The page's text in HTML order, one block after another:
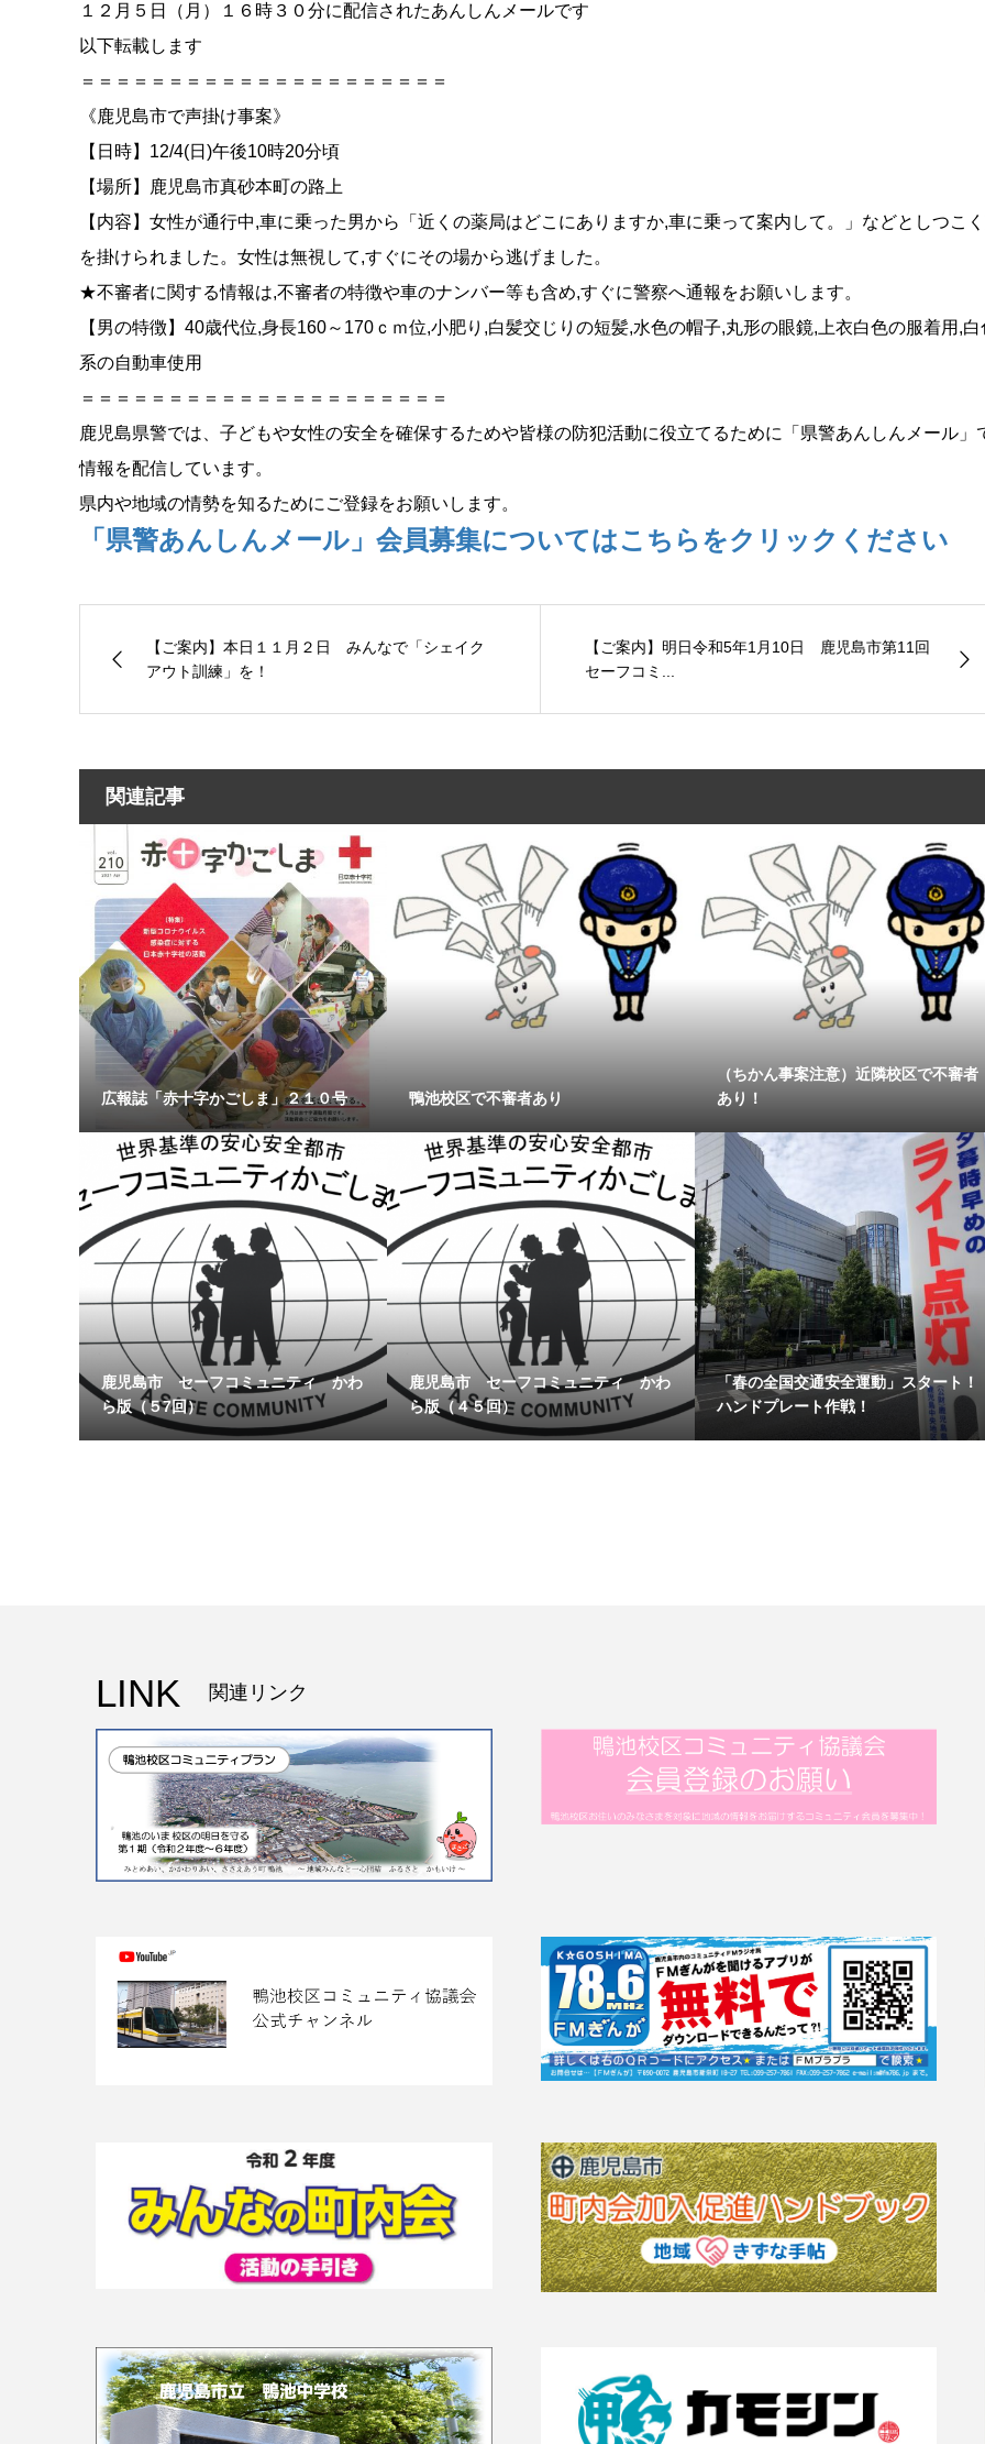
１２月５日（月）１６時３０分に配信されたあんしんメールです
以下転載します
＝＝＝＝＝＝＝＝＝＝＝＝＝＝＝＝＝＝＝＝＝
《鹿児島市で声掛け事案》
【日時】12/4(日)午後10時20分頃
【場所】鹿児島市真砂本町の路上
【内容】女性が通行中,車に乗った男から「近くの薬局はどこにありますか,車に乗って案内して。」などとしつこ
を掛けられました。女性は無視して,すぐにその場から逃げました。
★不審者に関する情報は,不審者の特徴や車のナンバー等も含め,すぐに警察へ通報をお願いします。
【男の特徴】40歳代位,身長160～170ｃｍ位,小肥り,白髪交じりの短髪,水色の帽子,丸形の眼鏡,上衣白色の服着用,白
系の自動車使用
＝＝＝＝＝＝＝＝＝＝＝＝＝＝＝＝＝＝＝＝＝
鹿児島県警では、子どもや女性の安全を確保するためや皆様の防犯活動に役立てるために「県警あんしんメール」
情報を配信しています。
県内や地域の情勢を知るためにご登録をお願いします。
「県警あんしんメール」会員募集についてはこちらをクリックください
【ご案内】本日１１月２日 みんなで「シェイク
アウト訓練」を！
【ご案内】明日令和5年1月10日 鹿児島市第11回
セーフコミ...
関連記事
広報誌「赤十字かごしま」２１０号 鴨池校区で不審者あり
（ちかん事案注意）近隣校区で不審者
あり！
鹿児島市 セーフコミュニティ かわ
ら版（５7回）
鹿児島市 セーフコミュニティ かわ
ら版（４５回）
「春の全国交通安全運動」スタート！
ハンドプレート作戦！
LINK 関連リンク